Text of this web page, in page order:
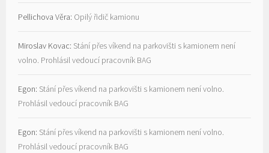
Pellichova Věra: Opilý řidič kamionu
Miroslav Kovac: Stání přes víkend na parkovišti s kamionem není
volno. Prohlásil vedoucí pracovník BAG
Egon: Stání přes víkend na parkovišti s kamionem není volno.
Prohlásil vedoucí pracovník BAG
Egon: Stání přes víkend na parkovišti s kamionem není volno.
Prohlásil vedoucí pracovník BAG